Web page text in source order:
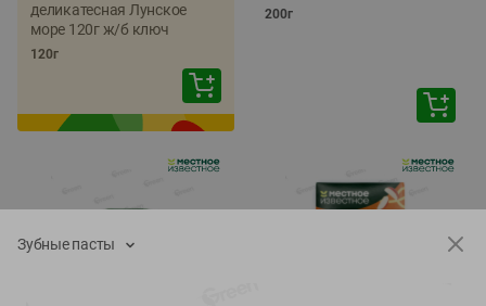
деликатесная Лунское
море 120г ж/б ключ
120г
200г
Зубные пасты